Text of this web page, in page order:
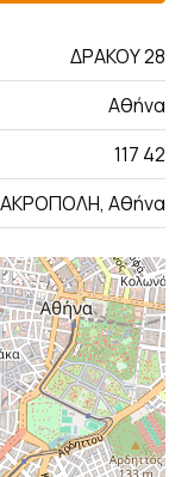
ΔΡΑΚΟΥ 28
Αθήνα
117 42
ΑΚΡΟΠΟΛΗ, Αθήνα